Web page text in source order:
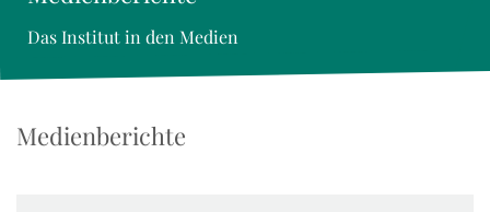
Das Institut in den Medien
Medienberichte